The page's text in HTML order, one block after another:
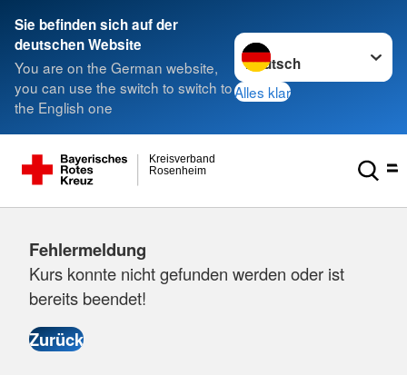
Sie befinden sich auf der
deutschen Website
You are on the German website,
you can use the switch to switch to
the English one
Sprache wechseln zu
Alles klar
Rosenheim
Kreisverband
Fehlermeldung
Kurs konnte nicht gefunden werden oder ist
bereits beendet!